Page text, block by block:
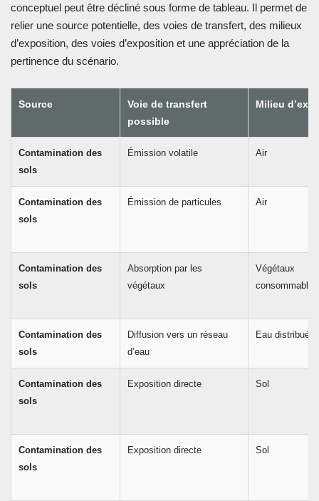
conceptuel peut être décliné sous forme de tableau. Il permet de
relier une source potentielle, des voies de transfert, des milieux
d’exposition, des voies d’exposition et une appréciation de la
pertinence du scénario.
Source
Voie de transfert
possible
Milieu
Contamination des
sols
Émission volatile Air
Contamination des
sols
Émission de particules Air
Contamination des
sols
Absorption par les
végétaux
Végétaux
consommables
Contamination des
sols
Diffusion vers un réseau
d’eau
Eau distribuée
Contamination des
sols
Exposition directe Sol
Contamination des
sols
Exposition directe Sol